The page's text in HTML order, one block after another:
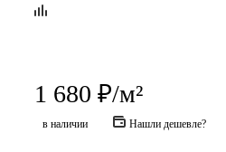
1 680 ₽/м²
в наличии Нашли дешевле?